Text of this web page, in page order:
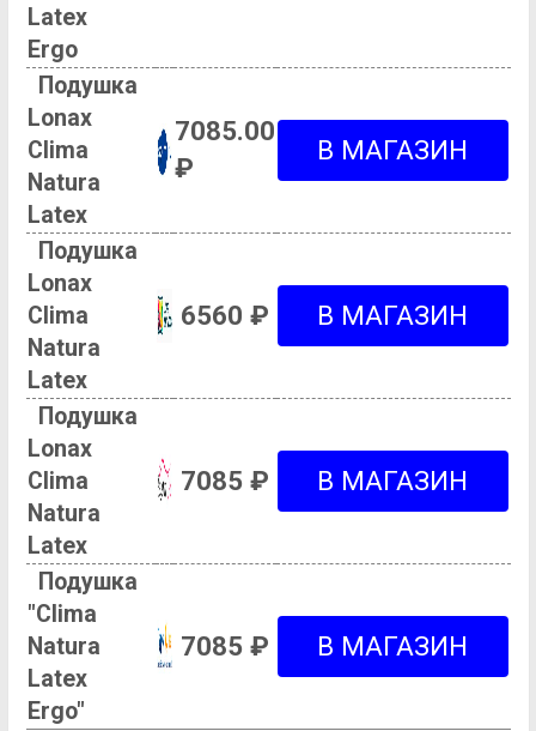
Latex
Ergo
Подушка
Lonax
Clima
Natura
Latex
7085.00
₽
Подушка
Lonax
Clima
Natura
Latex
6560 ₽
Подушка
Lonax
Clima
Natura
Latex
7085 ₽
Подушка
"Clima
Natura
Latex
Ergo"
7085 ₽